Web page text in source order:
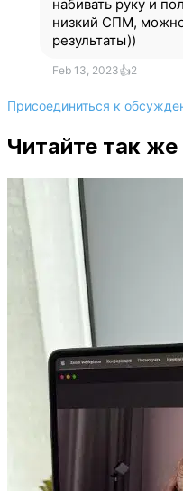
набивать руку и
низкий СПМ,
результаты))
Feb 13, 2023👍2
Присоединиться к
Читайте так же